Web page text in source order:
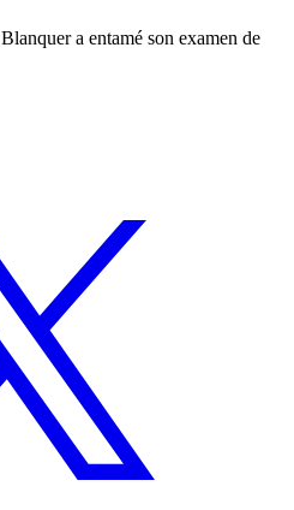
a entamé son examen de